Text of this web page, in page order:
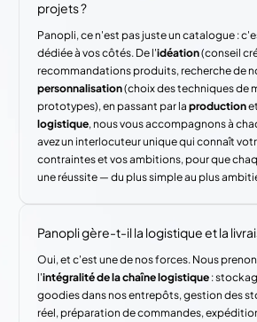
projets ?
Panopli, ce n'est pas juste un catalogue :
dédiée à vos côtés. De l'idéation(conseil
recommandations produits, recherche de
personnalisation(choix des techniques de
prototypes), en passant par laproduction
logistique, nous vous accompagnons à
avez un interlocuteur unique qui connaît
contraintes et vos ambitions, pour que
une réussite — du plus simple au plus
Panopli gère-t-il la logistique et la
Oui, et c'est une de nos forces. Nous
l'intégralité de la chaîne logistique :
goodies dans nos entrepôts, gestion des
réel, préparation de commandes,